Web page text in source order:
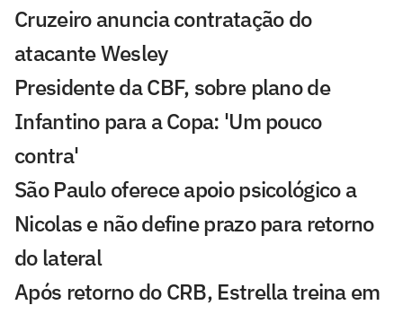
Cruzeiro anuncia contratação do
atacante Wesley
Presidente da CBF, sobre plano de
Infantino para a Copa: 'Um pouco
contra'
São Paulo oferece apoio psicológico a
Nicolas e não define prazo para retorno
do lateral
Após retorno do CRB, Estrella treina em